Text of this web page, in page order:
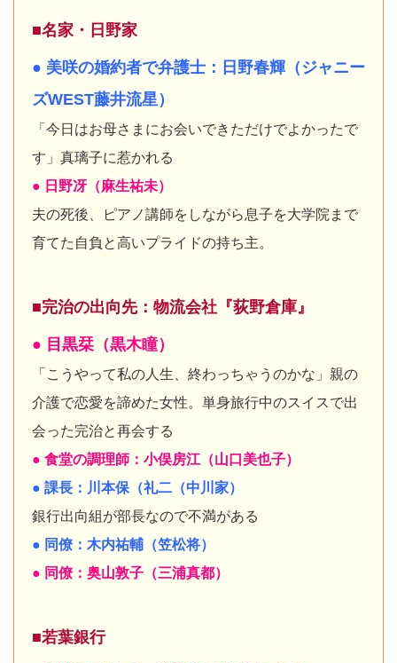
■名家・日野家
● 美咲の婚約者で弁護士：日野春輝（ジャニー
ズWEST藤井流星）
「今日はお母さまにお会いできただけでよかったで
す」真璃子に惹かれる
● 日野冴（麻生祐未）
夫の死後、ピアノ講師をしながら息子を大学院まで
育てた自負と高いプライドの持ち主。
■完治の出向先：物流会社『荻野倉庫』
● 目黒栞（黒木瞳）
「こうやって私の人生、終わっちゃうのかな」親の
介護で恋愛を諦めた女性。単身旅行中のスイスで出
会った完治と再会する
● 食堂の調理師：小俣房江（山口美也子）
● 課長：川本保（礼二（中川家）
銀行出向組が部長なので不満がある
● 同僚：木内祐輔（笠松将）
● 同僚：奥山敦子（三浦真都）
■若葉銀行